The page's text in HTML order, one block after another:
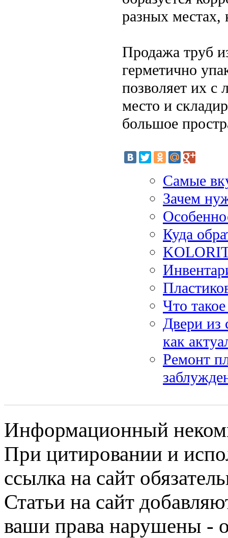
разных местах,
Продажа труб
герметично
позволяет их с
место и
большое
Самые
Зачем
Куда
Что
Двери из
как
Ремонт
Информационный
При цитировании и
ссылка на сайт
Статьи на сайт
ваши права нарушены -